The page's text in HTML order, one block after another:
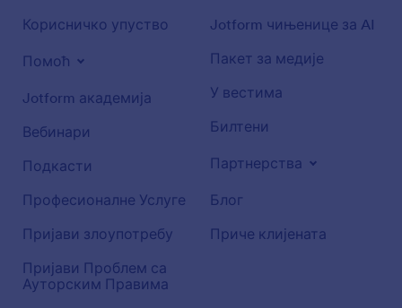
Корисничко упуство
Помоћ
Jotform академија
Вебинари
Подкасти
Професионалне Услуге
Пријави злоупотребу
Пријави Проблем са
Ауторским Правима
Jotform чињенице за AI
Пакет за медије
У вестима
Билтени
Партнерства
Блог
Приче клијената